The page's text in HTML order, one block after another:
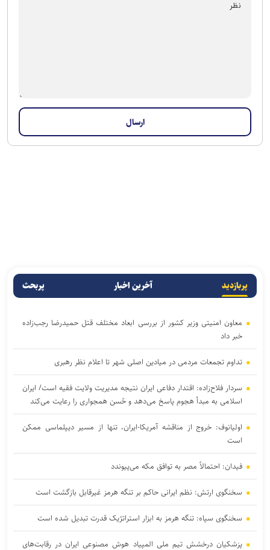
پربازدید آخرین اخبار پربحث
معاون امنیتی وزیر کشور از بررسی ابعاد مختلف قتل حمیدرضا رجب‌زاده
خبر داد
تداوم تجمعات مردمی در میادین اصلی شهر تا اعلام نظر رهبری
سردار فلاح‌زاده: اقتدار دفاعی ایران نتیجه مدیریت ولایت فقیه است/ ایران
اسلامی به مبدأ هجوم پاسخ می‌دهد و حُسن همجواری را رعایت می‌کند
اولیانوف: خروج از مناقشه آمریکا-ایران، تنها از مسیر دیپلماسی ممکن
است
فیدان: احتمالاً مصر به توافق مکه می‌پیوندد
سخنگوی ارتش: نظم ایرانی حاکم بر تنگه هرمز غیرقابل بازگشت است
سخنگوی سپاه: تنگه هرمز به ابزار استراتژیک قدرت تبدیل شده است
پزشکیان درخشش تیم ملی المپیاد هوش مصنوعی ایران در رقابت‌های